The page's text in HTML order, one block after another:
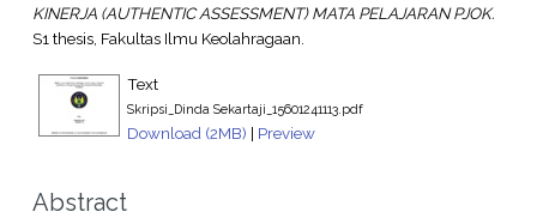
KINERJA (AUTHENTIC ASSESSMENT) MATA PELAJARAN PJOK.
S1 thesis, Fakultas Ilmu Keolahragaan.
Text
Skripsi_Dinda Sekartaji_15601241113.pdf
Download (2MB) | Preview
Abstract